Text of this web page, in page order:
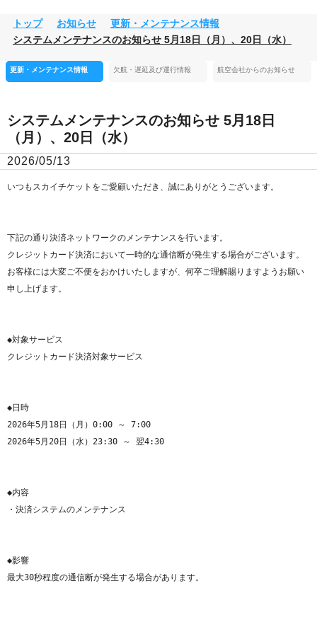
トップ お知らせ
更新・メンテナンス情報
システムメンテナンスのお知らせ 5月18日（月）、20日（水）
更新・メンテナンス情報 欠航・遅延及び運行情報 航空会社からのお知らせ
システムメンテナンスのお知らせ 5月18日
（月）、20日（水）
2026/05/13
下記の通り決済ネットワークのメンテナンスを行います。
クレジットカード決済において一時的な通信断が発生する場合がございます。
お客様には大変ご不便をおかけいたしますが、何卒ご理解賜りますようお願い
◆対象サービス
◆日時
2026年5月18日（月）0:00 ～ 7:00
◆内容
◆影響
最大30秒程度の通信断が発生する場合があります。